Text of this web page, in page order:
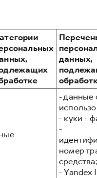
клиентов
данных,
- данные
- куки -
-
номер
средства;
- Yandex